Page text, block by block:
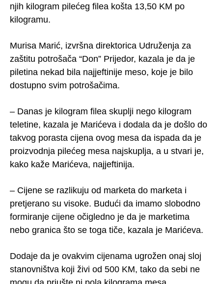
njih kilogram pilećeg filea košta 13,50 KM po
kilogramu.
Murisa Marić, izvršna direktorica Udruženja za
zaštitu potrošača “Don” Prijedor, kazala je da je
piletina nekad bila najjeftinije meso, koje je bilo
dostupno svim potrošačima.
– Danas je kilogram filea skuplji nego kilogram
teletine, kazala je Marićeva i dodala da je došlo do
takvog porasta cijena ovog mesa da ispada da je
proizvodnja pilećeg mesa najskuplja, a u stvari je,
kako kaže Marićeva, najjeftinija.
– Cijene se razlikuju od marketa do marketa i
pretjerano su visoke. Budući da imamo slobodno
formiranje cijene očigledno je da je marketima
nebo granica što se toga tiče, kazala je Marićeva.
Dodaje da je ovakvim cijenama ugrožen onaj sloj
stanovništva koji živi od 500 KM, tako da sebi ne